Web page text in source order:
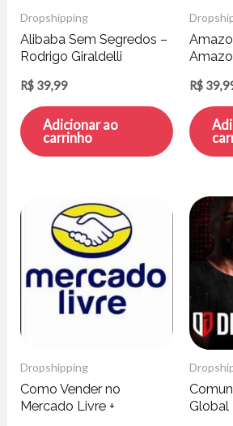
Dropshipping
Alibaba Sem Segredos –
Rodrigo Giraldelli
R$ 39,99
Adicionar ao
carrinho
R$
Dropshipping
Como Vender no
Mercado Livre +
Global